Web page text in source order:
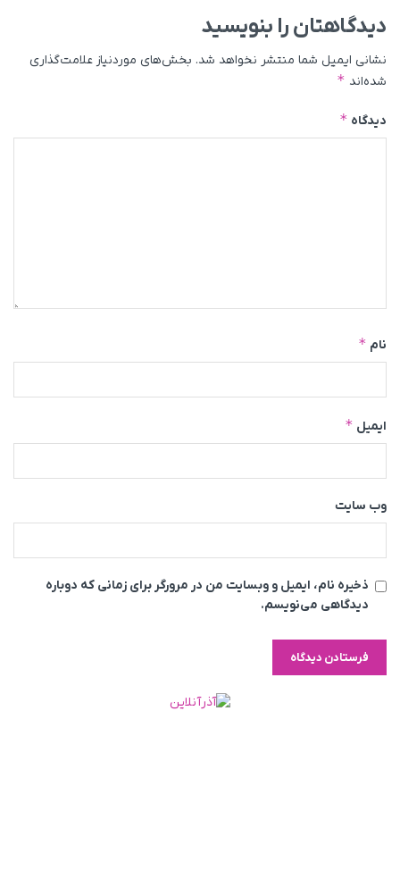
دیدگاهتان را بنویسید
نشانی ایمیل شما منتشر نخواهد شد. بخش‌های موردنیاز علامت‌گذاری
شده‌اند *
دیدگاه *
نام *
ایمیل *
وب‌ سایت
ذخیره نام، ایمیل و وبسایت من در مرورگر برای زمانی که دوباره
دیدگاهی می‌نویسم.